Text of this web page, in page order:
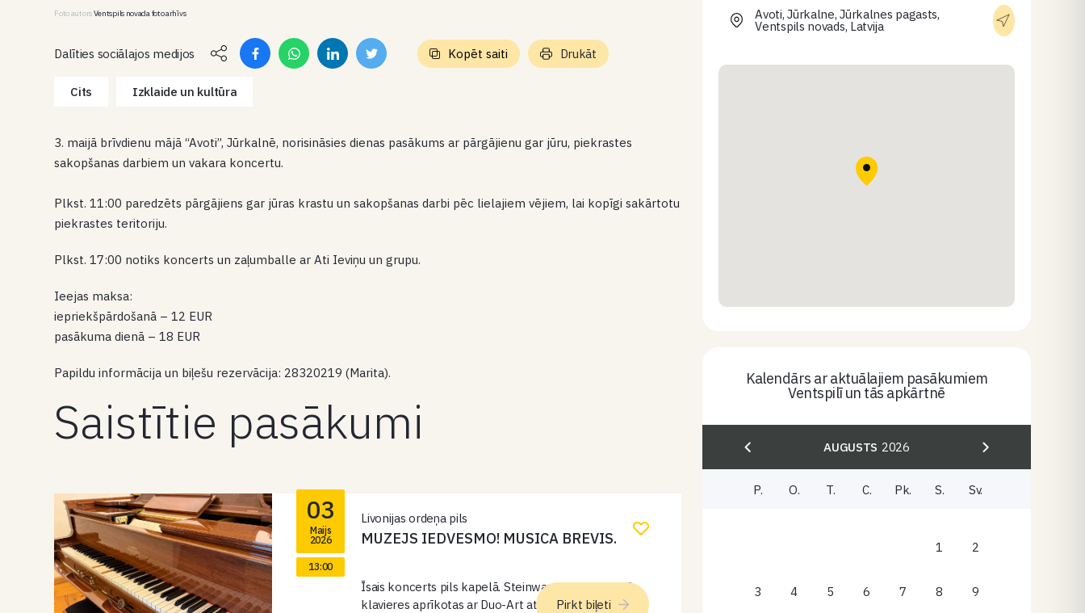
Foto autorsVentspils novada foto arhīvs
Dalīties sociālajos medijos Kopēt saiti Drukāt
Cits Izklaide un kultūra
3. maijā brīvdienu mājā “Avoti”, Jūrkalnē, norisināsies dienas pasākums ar pārgājienu gar jūru, piekrastes
sakopšanas darbiem un vakara koncertu.
Plkst. 11:00 paredzēts pārgājiens gar jūras krastu un sakopšanas darbi pēc lielajiem vējiem, lai kopīgi sakārtotu
piekrastes teritoriju.
Plkst. 17:00 notiks koncerts un zaļumballe ar Ati Ieviņu un grupu.
Ieejas maksa:
iepriekšpārdošanā – 12 EUR
pasākuma dienā – 18 EUR
Papildu informācija un biļešu rezervācija: 28320219 (Marita).
Saistītie pasākumi
03
Maijs
2026
13:00
Livonijas ordeņa pils
MUZEJS IEDVESMO! MUSICA BREVIS.
Īsais koncerts pils kapelā. Steinway & Sons būvētās
klavieres aprīkotas ar Duo-Art atskaņošanas
Pirkt biļeti
Avoti, Jūrkalne, Jūrkalnes pagasts,
Ventspils novads, Latvija
Kalendārs ar aktuālajiem pasākumiem
Ventspilī un tās apkārtnē
AUGUSTS 2026
P. O. T. C. Pk. S. Sv.
1 2
3 4 5 6 7 8 9